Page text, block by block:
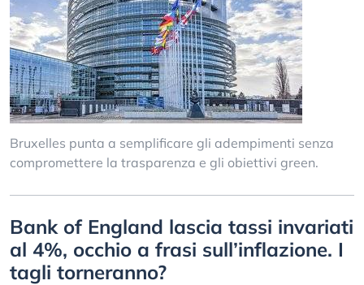
Bruxelles punta a semplificare gli adempimenti senza
compromettere la trasparenza e gli obiettivi green.
Bank of England lascia tassi invariati
al 4%, occhio a frasi sull’inflazione. I
tagli torneranno?